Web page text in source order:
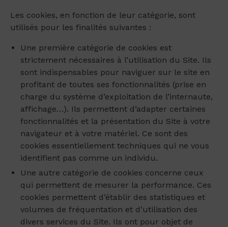
Les cookies, en fonction de leur catégorie, sont
utilisés pour les finalités suivantes :
Une première catégorie de cookies est
strictement nécessaires à l’utilisation du Site. Ils
sont indispensables pour naviguer sur le site en
profitant de toutes ses fonctionnalités (prise en
charge du système d’exploitation de l’internaute,
affichage…). Ils permettent d’adapter certaines
fonctionnalités et la présentation du Site à votre
navigateur et à votre matériel. Ce sont des
cookies essentiellement techniques qui ne vous
identifient pas comme un individu.
Une autre catégorie de cookies concerne ceux
qui permettent de mesurer la performance. Ces
cookies permettent d’établir des statistiques et
volumes de fréquentation et d’utilisation des
divers services du Site. Ils ont pour objet de